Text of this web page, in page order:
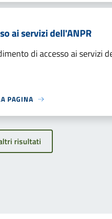
ai servizi dell'ANPR
di accesso ai servizi
PAGINA
risultati